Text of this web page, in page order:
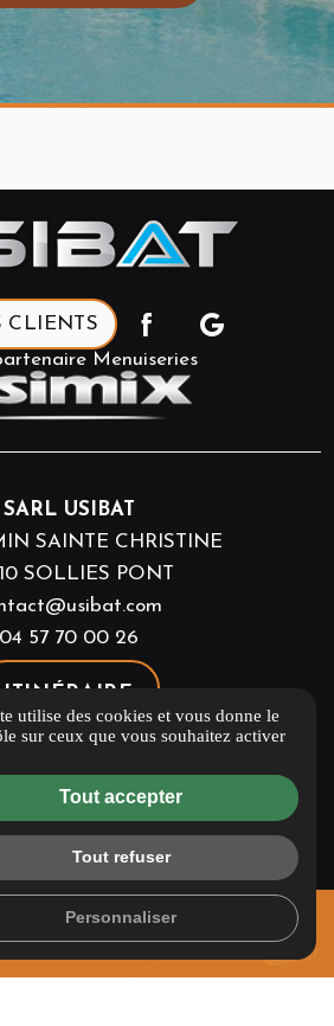
mail
CLIENTS
Menuiseries
SARL USIBAT
SAINTE CHRISTINE
SOLLIES PONT
04 57 70 00 26
ITINÉRAIRE
complémentaires
légales
de confidentialité
des cookies
utilise des cookies et vous donne le
sur ceux que vous souhaitez activer
Tout accepter
Tout refuser
Personnaliser